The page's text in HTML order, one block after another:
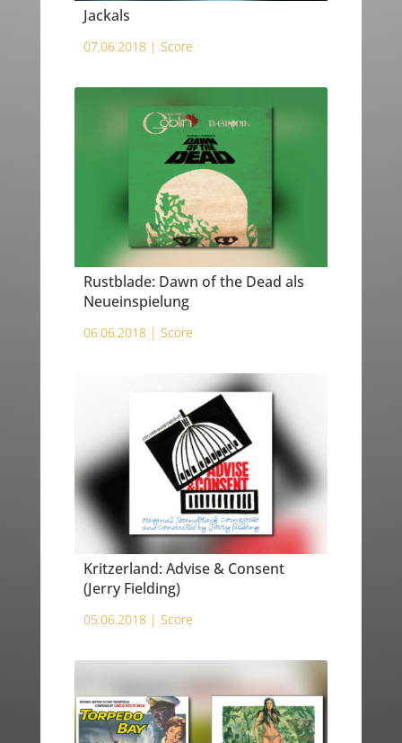
Jackals
07.06.2018 | Score
Rustblade: Dawn of the Dead als
Neueinspielung
06.06.2018 | Score
Kritzerland: Advise & Consent
(Jerry Fielding)
05.06.2018 | Score